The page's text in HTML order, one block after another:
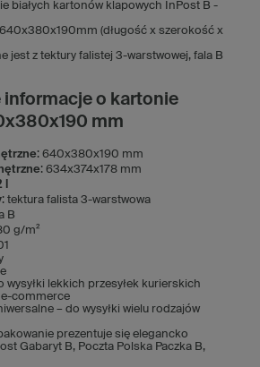
białych kartonów klapowych InPost B -
(długość x szerokość x
jest z tektury falistej 3-warstwowej, fala B
informacje o kartonie
mm
: 640x380x190 mm
: 634x374x178 mm
: tektura falista 3-warstwowa
B
g/m²
wysyłki lekkich przesyłek kurierskich
e-commerce
– do wysyłki wielu rodzajów
prezentuje się elegancko
Gabaryt B, Poczta Polska Paczka B,